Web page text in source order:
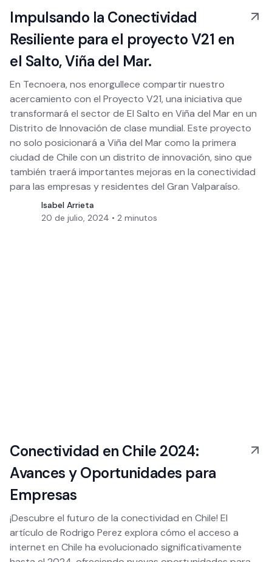
Impulsando la Conectividad
Resiliente para el proyecto V21 en
el Salto, Viña del Mar.
En Tecnoera, nos enorgullece compartir nuestro
acercamiento con el Proyecto V21, una iniciativa que
transformará el sector de El Salto en Viña del Mar en un
Distrito de Innovación de clase mundial. Este proyecto
no solo posicionará a Viña del Mar como la primera
ciudad de Chile con un distrito de innovación, sino que
también traerá importantes mejoras en la conectividad
para las empresas y residentes del Gran Valparaíso.
Isabel Arrieta
20 de julio, 2024 • 2 minutos
Conectividad en Chile 2024:
Avances y Oportunidades para
Empresas
¡Descubre el futuro de la conectividad en Chile! El
artículo de Rodrigo Perez explora cómo el acceso a
internet en Chile ha evolucionado significativamente